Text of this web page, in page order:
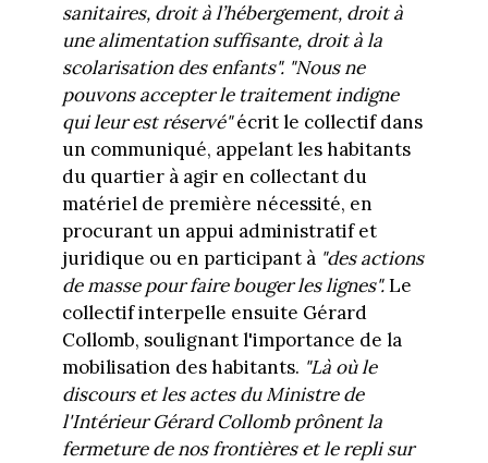
sanitaires, droit à l’hébergement, droit à
une alimentation suffisante, droit à la
scolarisation des enfants". "Nous ne
pouvons accepter le traitement indigne
qui leur est réservé"écrit le collectif dans
un communiqué, appelant les habitants
du quartier à agir en collectant du
matériel de première nécessité, en
procurant un appui administratif et
juridique ou en participant à "des actions
de masse pour faire bouger les lignes".Le
collectif interpelle ensuite Gérard
Collomb, soulignant l'importance de la
mobilisation des habitants. "Là où le
discours et les actes du Ministre de
l'Intérieur Gérard Collomb prônent la
fermeture de nos frontières et le repli sur